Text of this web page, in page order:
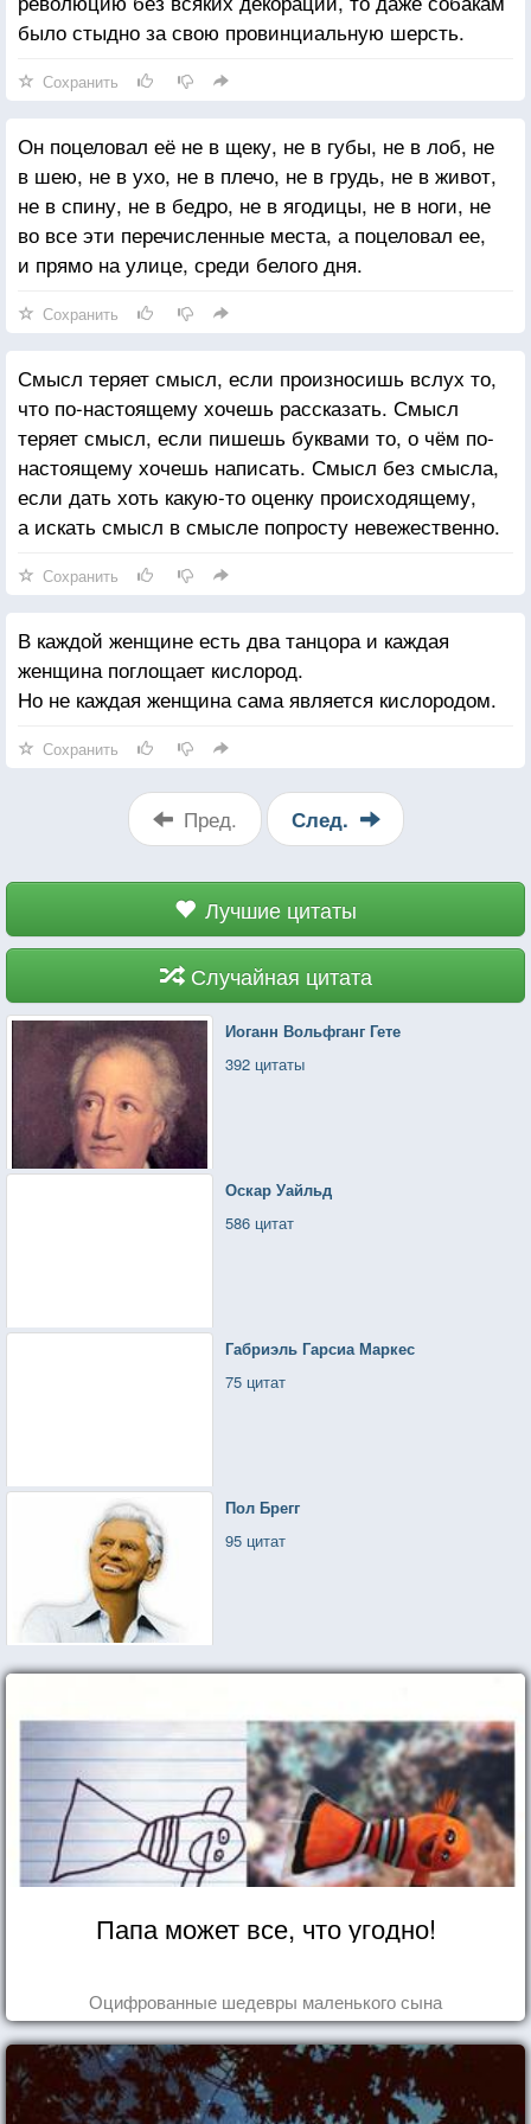
было стыдно за свою провинциальную шерсть.
Сохранить
Он поцеловал её не в щеку, не в губы, не в лоб, не
в шею, не в ухо, не в плечо, не в грудь, не в живот,
не в спину, не в бедро, не в ягодицы, не в ноги, не
во все эти перечисленные места, а поцеловал ее,
и прямо на улице, среди белого дня.
Сохранить
Смысл теряет смысл, если произносишь вслух то,
что по-настоящему хочешь рассказать. Смысл
теряет смысл, если пишешь буквами то, о чём по-
настоящему хочешь написать. Смысл без смысла,
если дать хоть какую-то оценку происходящему,
а искать смысл в смысле попросту невежественно.
Сохранить
В каждой женщине есть два танцора и каждая
женщина поглощает кислород.
Но не каждая женщина сама является кислородом.
Сохранить
Пред. След.
Лучшие цитаты
Случайная цитата
Иоганн Вольфганг Гете
392 цитаты
Оскар Уайльд
586 цитат
Габриэль Гарсиа Маркес
75 цитат
Пол Брегг
95 цитат
Папа может все, что угодно!
Оцифрованные шедевры маленького сына